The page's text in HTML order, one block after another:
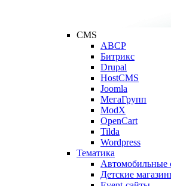
CMS
ABCP
Битрикс
Drupal
HostCMS
Joomla
МегаГрупп
ModX
OpenCart
Tilda
Wordpress
Тематика
Автомобильные
Детские